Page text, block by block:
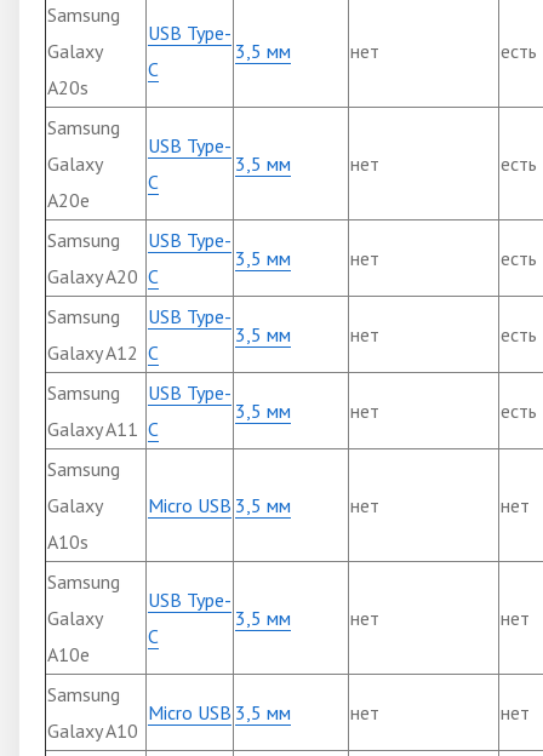
Samsung
Galaxy
A20s
USB Type-
C
3,5 мм нет есть
Samsung
Galaxy
A20e
USB Type-
C
3,5 мм нет есть
Samsung
Galaxy A20
USB Type-
C
3,5 мм нет есть
Samsung
Galaxy A12
USB Type-
C
3,5 мм нет есть
Samsung
Galaxy A11
USB Type-
C
3,5 мм нет есть
Samsung
Galaxy
A10s
Micro USB 3,5 мм нет нет
Samsung
Galaxy
A10e
USB Type-
C
3,5 мм нет нет
Samsung
Galaxy A10
Micro USB 3,5 мм нет нет